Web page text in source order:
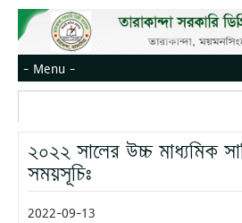
২০২২ সালের উচ্চ মাধ্যমিক
সময়সূচিঃ
2022-09-13